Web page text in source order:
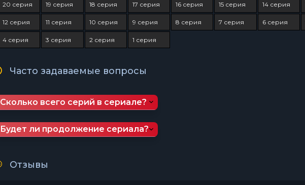
20 серия 19 серия 18 серия 17 серия 16 серия 15 серия 14 серия
12 серия 11 серия 10 серия 9 серия 8 серия 7 серия 6 серия
4 серия 3 серия 2 серия 1 серия
Часто задаваемые вопросы
Сколько всего серий в сериале?
Будет ли продолжение сериала?
Отзывы